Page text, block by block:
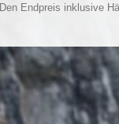
Den Endpreis inklusive